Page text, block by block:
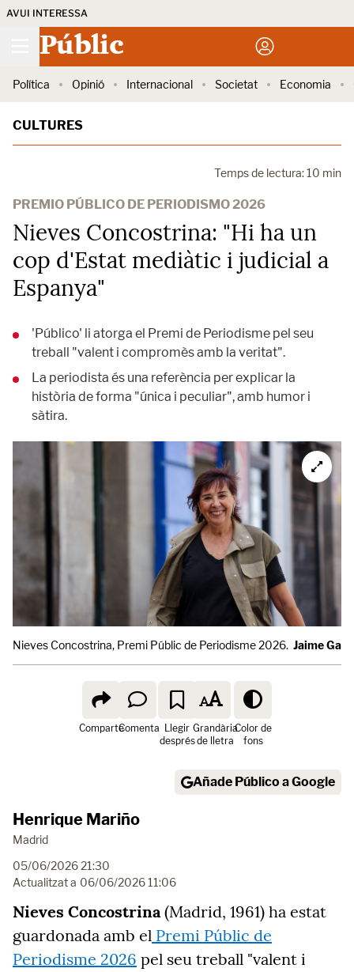
AVUI INTERESSA
Públic
Política Opinió Internacional Societat Economia
CULTURES
Temps de lectura: 10 min
PREMIO PÚBLICO DE PERIODISMO 2026
Nieves Concostrina: "Hi ha un
cop d'Estat mediàtic i judicial a
Espanya"
'Público' li atorga el Premi de Periodisme pel seu
treball "valent i compromès amb la veritat".
La periodista és una referència per explicar la
història de forma "única i peculiar", amb humor i
sàtira.
Nieves Concostrina, Premi Públic de Periodisme 2026. Jaime
ComparteComenta Llegir
després
Grandària
de lletra
Color de
fons
Añade Público a Google
Henrique Mariño
Madrid
05/06/2026 21:30
Actualitzat a 06/06/2026 11:06
Nieves Concostrina (Madrid, 1961) ha estat
guardonada amb el Premi Públic de
Periodisme 2026 pel seu treball "valent i